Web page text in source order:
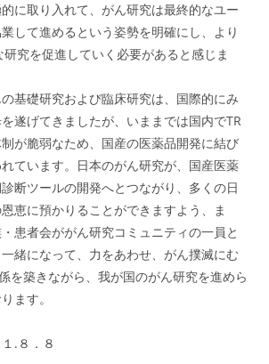
に取り入れて、がん研究は最終的なユー
して進めるという姿勢を明確にし、より
究を促進していく必要があると感じま
基礎研究および臨床研究は、国際的にみ
遂げてきましたが、いままでは国内でTR
が脆弱なため、国産の医薬品開発に結び
ています。日本のがん研究が、国産医薬
断ツールの開発へとつながり、多くの日
恵に預かりることができますよう、ま
患者会ががん研究コミュニティの一員と
緒になって、力をあわせ、がん撲滅にむ
を築きながら、我が国のがん研究を進めら
ます。
.８．８